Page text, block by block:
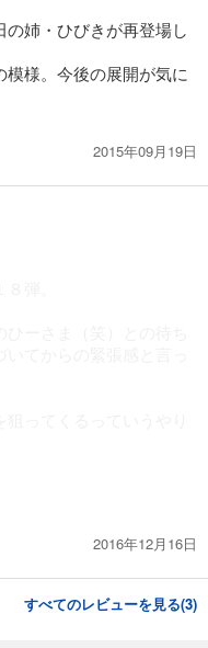
姉・ひびきが再登場し
様。今後の展開が気に
2015年09月19日
2016年12月16日
すべてのレビューを見る(3)